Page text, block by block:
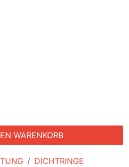
DICHTRINGE
WARENKORB